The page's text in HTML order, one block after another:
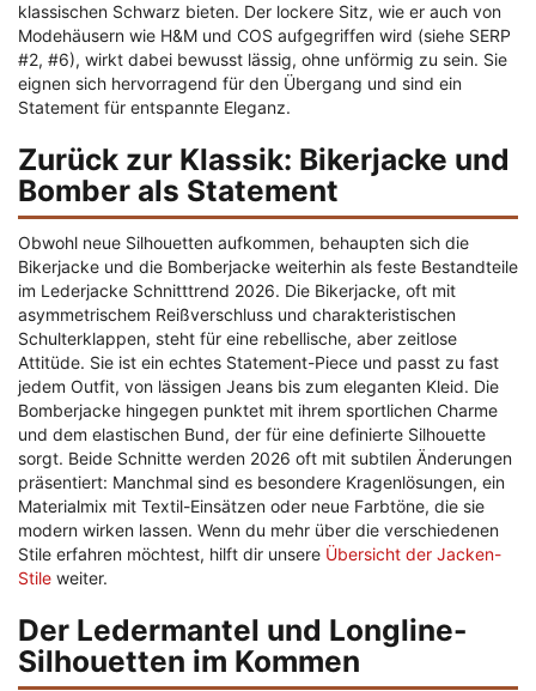
klassischen Schwarz bieten. Der lockere Sitz, wie er auch von
Modehäusern wie H&M und COS aufgegriffen wird (siehe SERP
#2, #6), wirkt dabei bewusst lässig, ohne unförmig zu sein. Sie
eignen sich hervorragend für den Übergang und sind ein
Statement für entspannte Eleganz.
Zurück zur Klassik: Bikerjacke und
Bomber als Statement
Obwohl neue Silhouetten aufkommen, behaupten sich die
Bikerjacke und die Bomberjacke weiterhin als feste Bestandteile
im Lederjacke Schnitttrend 2026. Die Bikerjacke, oft mit
asymmetrischem Reißverschluss und charakteristischen
Schulterklappen, steht für eine rebellische, aber zeitlose
Attitüde. Sie ist ein echtes Statement-Piece und passt zu fast
jedem Outfit, von lässigen Jeans bis zum eleganten Kleid. Die
Bomberjacke hingegen punktet mit ihrem sportlichen Charme
und dem elastischen Bund, der für eine definierte Silhouette
sorgt. Beide Schnitte werden 2026 oft mit subtilen Änderungen
präsentiert: Manchmal sind es besondere Kragenlösungen, ein
Materialmix mit Textil-Einsätzen oder neue Farbtöne, die sie
modern wirken lassen. Wenn du mehr über die verschiedenen
Stile erfahren möchtest, hilft dir unsere Übersicht der Jacken-
Stile weiter.
Der Ledermantel und Longline-
Silhouetten im Kommen